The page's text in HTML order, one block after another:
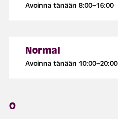
Avoinna tänään 8:00–16:00
Normal
Avoinna tänään 10:00–20:00
O